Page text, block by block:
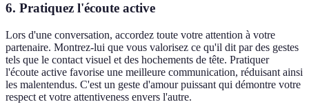
6. Pratiquez l'écoute active
Lors d'une conversation, accordez toute votre attention à votre
partenaire. Montrez-lui que vous valorisez ce qu'il dit par des gestes
tels que le contact visuel et des hochements de tête. Pratiquer
l'écoute active favorise une meilleure communication, réduisant ainsi
les malentendus. C'est un geste d'amour puissant qui démontre votre
respect et votre attentiveness envers l'autre.